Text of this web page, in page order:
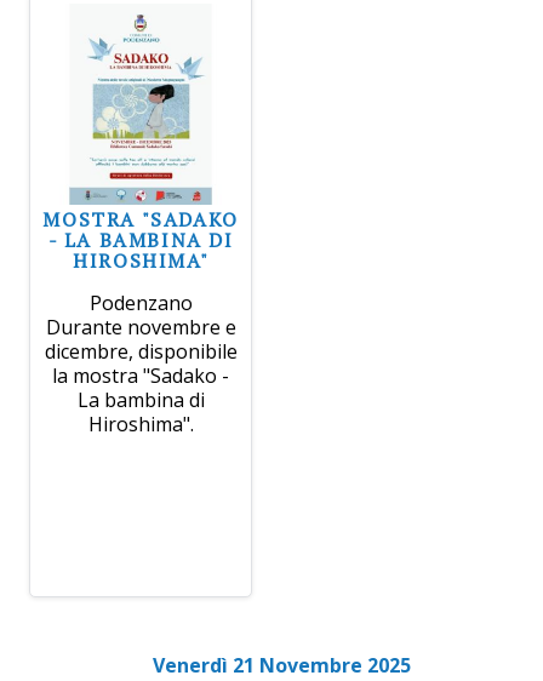
MOSTRA "SADAKO
- LA BAMBINA DI
HIROSHIMA"
Podenzano
Durante novembre e
dicembre, disponibile
la mostra "Sadako -
La bambina di
Hiroshima".
Venerdì 21 Novembre 2025